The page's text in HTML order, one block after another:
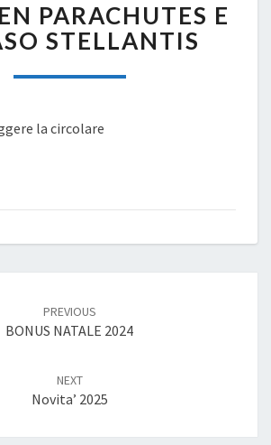
GOLDEN
PARACHUTES
E
IL
PARACHUTES E
STELLANTIS
la circolare
PREVIOUS
BONUS NATALE 2024
NEXT
Novita’ 2025